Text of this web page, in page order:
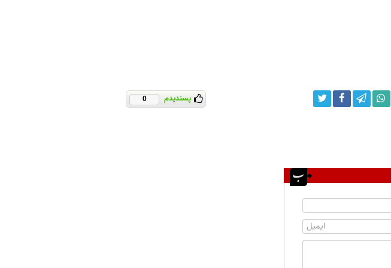
پسندیدم 0